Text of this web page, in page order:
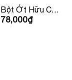
Bột Ớt Hữu Cơ
30g LumLum
78,000₫